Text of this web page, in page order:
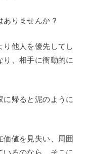
りませんか？
他人を優先してし
り、相手に衝動的に
帰ると泥のように
価値を見失い、周囲
るのなら、そこに